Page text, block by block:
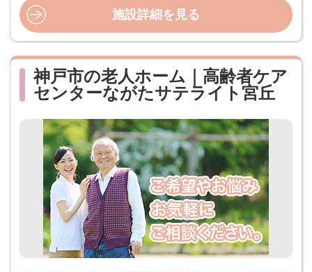
施設詳細を見る
神戸市の老人ホーム｜高齢者ケア
センターながたサテライト宮丘